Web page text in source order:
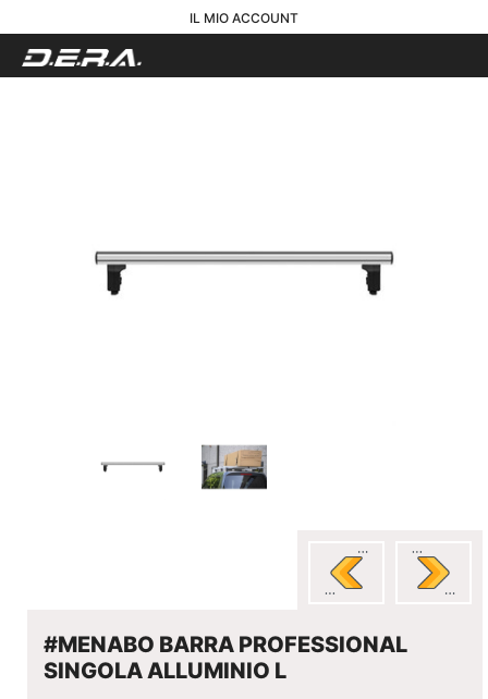
IL MIO ACCOUNT
#MENABO BARRA PROFESSIONAL
SINGOLA ALLUMINIO L